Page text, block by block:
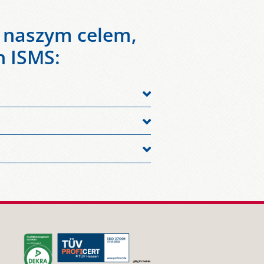
celem,
chronione przed
zgodności z wymogami
współpracującymi, a także w